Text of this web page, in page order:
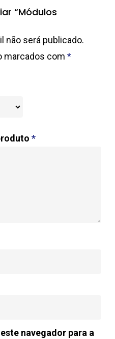
“Módulos
não será publicado.
marcados com *
*
navegador para a